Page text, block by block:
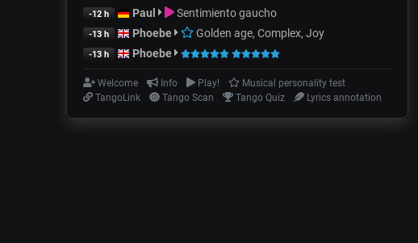
-12 h Paul Sentimiento gaucho
-13 h Phoebe Golden age, Complex, Joy
-13 h Phoebe
Welcome Info Play!
Musical personality test
TangoLink
Tango Scan Tango Quiz Lyrics annotation